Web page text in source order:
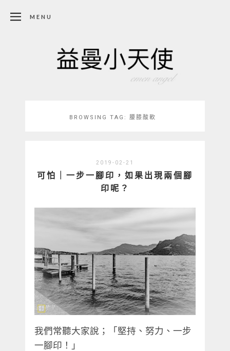
MENU
BROWSING TAG: 腰膝酸軟
2019-02-21
可怕｜一步一腳印，如果出現兩個腳
印呢？
我們常聽大家說；「堅持、努力、一步
一腳印！」